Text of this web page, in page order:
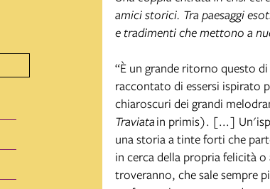
amici storici. Tra paesaggi
e tradimenti che mettono a
“È un grande ritorno questo
raccontato di essersi ispirato
chiaroscuri dei grandi
Traviatain primis). [...]
una storia a tinte forti che
in cerca della propria felicità
troveranno, che sale sempre